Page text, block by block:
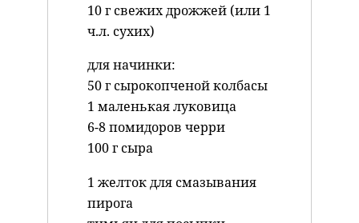
10 г свежих дрожжей (или 1
ч.л. сухих)
для начинки:
50 г сырокопченой колбасы
1 маленькая луковица
6-8 помидоров черри
100 г сыра
1 желток для смазывания
пирога